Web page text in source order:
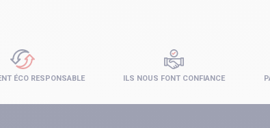
ÉCO RESPONSABLE ILS NOUS FONT CONFIANCE